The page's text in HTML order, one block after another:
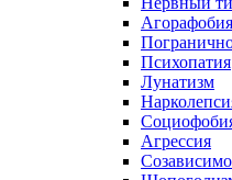
Агорафобия
Психопатия
Лунатизм
Агрессия